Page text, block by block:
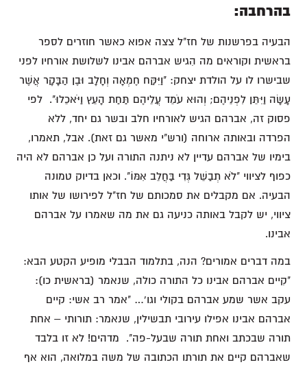
בהרחבה:
הבעיה בפרשנות של חז"ל צצה אפוא כאשר חוזרים לספר
בראשית וקוראים מה הִגיש אברהם אבינו לשלושת אורחיו לפני
שבישרו לו על הולדת יצחק: "וַיִּקַּח חֶמְאָה וְחָלָב וּבֶן הַבָּקָר אֲשֶׁר
עָשָׂה וַיִּתֵּן לִפְנֵיהֶם; וְהוּא עֹמֵד עֲלֵיהֶם תַּחַת הָעֵץ וַיֹּאכֵלוּ". לפי
פסוק זה, אברהם הגיש לאורחיו חלב ובשר גם יחד, ללא
הפרדה ובאותה ארוחה (ורש"י מאשר גם זאת). אבל, תאמרו,
בימיו של אברהם עדיין לא ניתנה התורה ועל כן אברהם לא היה
כפוף לציווי "לֹא תְבַשֵּׁל גְּדִי בַּחֲלֵב אִמּוֹ". וכאן בדיוק טמונה
הבעיה. אם מקבלים את סמכותם של חז"ל לפירושו של אותו
ציווי, יש לקבל באותה כניעה גם את מה שאמרו על אברהם
אבינו.
במה דברים אמורים? הנה, בתלמוד הבבלי מופיע הקטע הבא:
"קִיים אברהם אבינו כל התורה כולה, שנאמר (בראשית כו):
עקב אשר שמע אברהם בקולי וגו'… "אמר רב אשי: קיים
אברהם אבינו אפילו עירובי תבשילין, שנאמר: תורותי – אחת
תורה שבכתב ואחת תורה שבעל-פה". מדהים! לא זו בלבד
שאברהם קיים את תורתו הכתובה של משה במלואה, הוא אף